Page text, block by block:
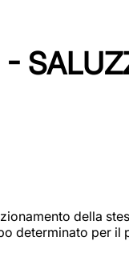
della
determinato per